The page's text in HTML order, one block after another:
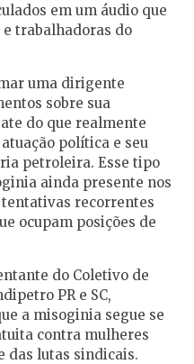
em um áudio que
trabalhadoras do
uma dirigente
sobre sua
do que realmente
política e seu
petroleira. Esse tipo
ainda presente nos
recorrentes
ocupam posições de
do Coletivo de
PR e SC,
a misoginia segue se
contra mulheres
das lutas sindicais.